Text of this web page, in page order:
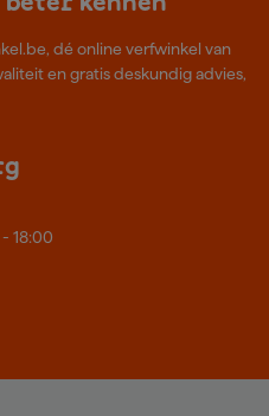
dé online verfwinkel van
en gratis deskundig advies,
18:00